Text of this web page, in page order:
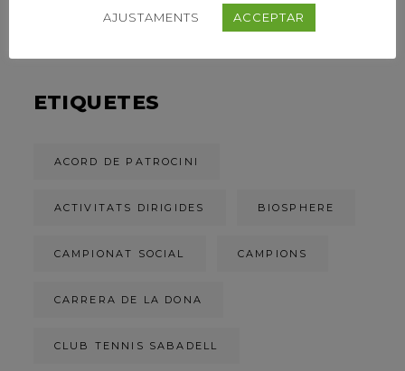
TENNIS
ETIQUETES
ACORD DE PATROCINI
ACTIVITATS DIRIGIDES BIOSPHERE
CAMPIONAT SOCIAL CAMPIONS
CARRERA DE LA DONA
CLUB TENNIS SABADELL
AJUSTAMENTS ACCEPTAR